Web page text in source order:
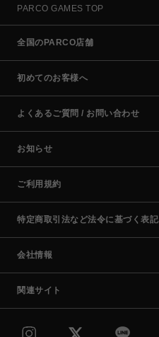
PARCO GAMES TOP
全国のPARCO店舗
初めてのお客様へ
よくあるご質問 / お問い合わせ
お知らせ
ご利用規約
特定商取引法など法令に基づく表記
会社情報
関連サイト